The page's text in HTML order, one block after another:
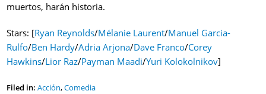
muertos, harán historia.
Stars: [Ryan Reynolds/Mélanie Laurent/Manuel Garcia-
Rulfo/Ben Hardy/Adria Arjona/Dave Franco/Corey
Hawkins/Lior Raz/Payman Maadi/Yuri Kolokolnikov]
Filed in: Acción,Comedia